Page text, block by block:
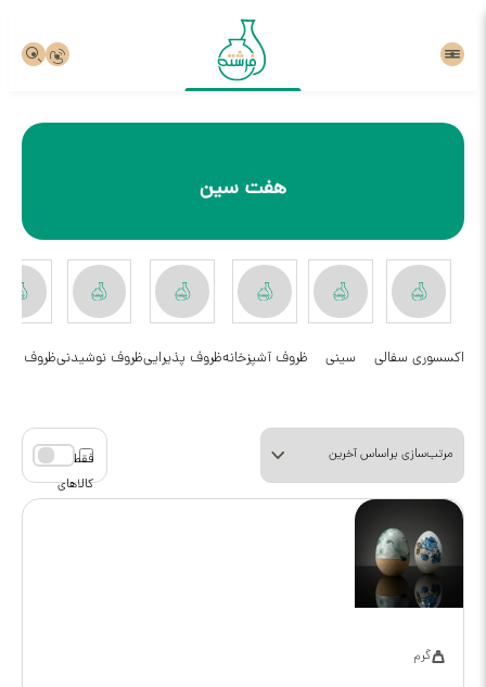
هفت سین
اکسسوری سفالی سینی ظروف آشپزخانهظروف پذیراییظروف نوشیدنیظروف
گرم